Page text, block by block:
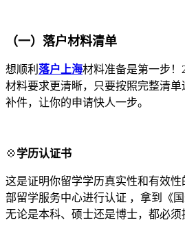
（一）落户材料清单
想顺利 落户上海材料准备是第一步！
材料要求更清晰，只要按照完整清
补件，让你的申请快人一步。
💠学历认证书
这是证明你留学学历真实性和有效
部留学服务中心进行认证 ，拿到《
无论是本科、硕士还是博士，都必须